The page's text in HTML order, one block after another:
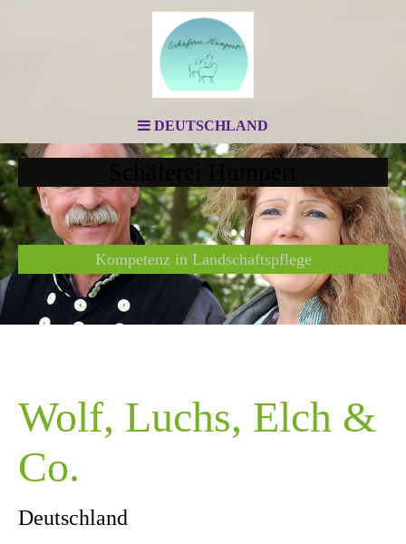
DEUTSCHLAND
Kompetenz in Landschaftspflege
Wolf, Luchs, Elch &
Co.
Deutschland